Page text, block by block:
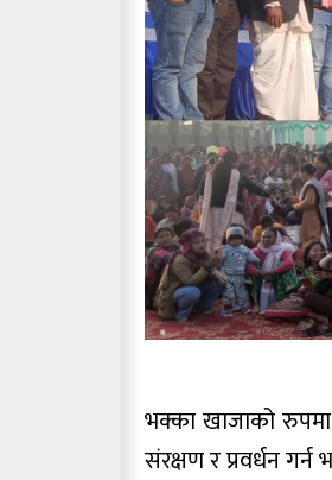
भक्का खाजाको
संरक्षण र प्रवर्धन